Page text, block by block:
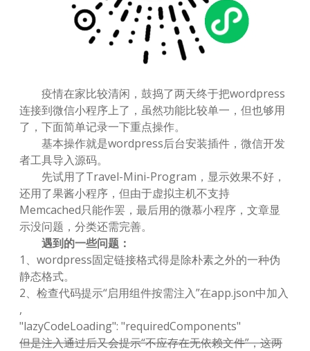
疫情在家比较清闲，鼓捣了两天终于把wordpress
连接到微信小程序上了，虽然功能比较单一，但也够用
了，下面简单记录一下重点操作。
基本操作就是wordpress后台安装插件，微信开发
者工具导入源码。
先试用了Travel-Mini-Program，显示效果不好，
还用了果酱小程序，但由于虚拟主机不支持
Memcached只能作罢，最后用的微慕小程序，文章显
示没问题，分类还需完善。
遇到的一些问题：
1、wordpress固定链接格式得是除朴素之外的一种伪
静态格式。
2、检查代码提示“启用组件按需注入”在app.json中加入
,
"lazyCodeLoading": "requiredComponents"
但是注入通过后又会提示“不应存在无依赖文件”，这两